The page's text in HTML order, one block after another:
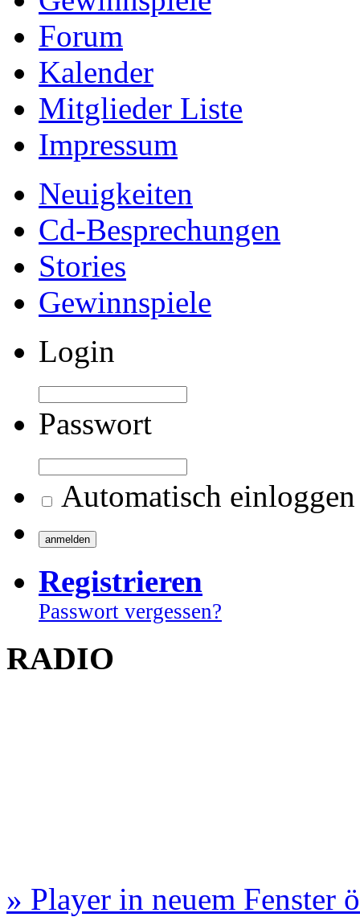
Forum
Kalender
Mitglieder Liste
Impressum
Neuigkeiten
Cd-Besprechungen
Stories
Gewinnspiele
Login
Passwort
Automatisch einloggen
Registrieren
Passwort vergessen?
RADIO
» Player in neuem Fenster